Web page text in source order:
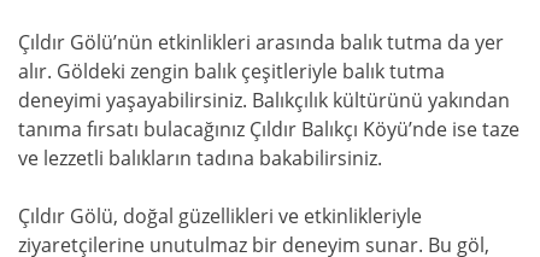
Çıldır Gölü’nün etkinlikleri arasında balık tutma da yer
alır. Göldeki zengin balık çeşitleriyle balık tutma
deneyimi yaşayabilirsiniz. Balıkçılık kültürünü yakından
tanıma fırsatı bulacağınız Çıldır Balıkçı Köyü’nde ise taze
ve lezzetli balıkların tadına bakabilirsiniz.
Çıldır Gölü, doğal güzellikleri ve etkinlikleriyle
ziyaretçilerine unutulmaz bir deneyim sunar. Bu göl,